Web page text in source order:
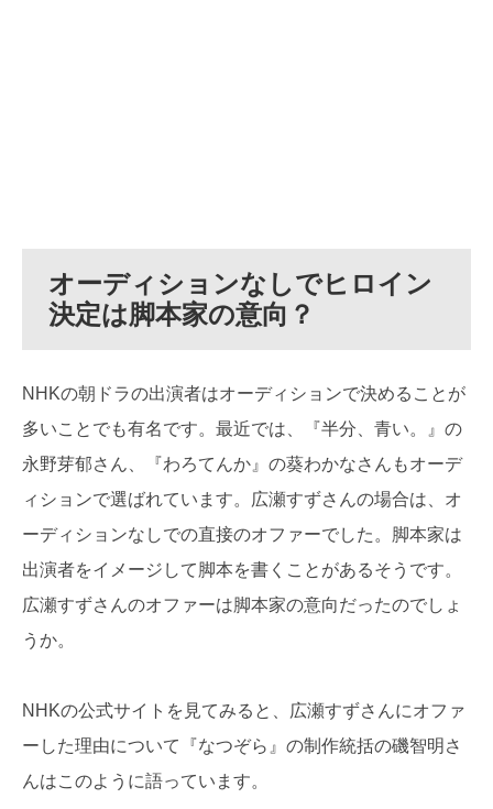
オーディションなしでヒロイン
決定は脚本家の意向？
NHKの朝ドラの出演者はオーディションで決めることが
多いことでも有名です。最近では、『半分、青い。』の
永野芽郁さん、『わろてんか』の葵わかなさんもオーデ
ィションで選ばれています。広瀬すずさんの場合は、オ
ーディションなしでの直接のオファーでした。脚本家は
出演者をイメージして脚本を書くことがあるそうです。
広瀬すずさんのオファーは脚本家の意向だったのでしょ
うか。
NHKの公式サイトを見てみると、広瀬すずさんにオファ
ーした理由について『なつぞら』の制作統括の磯智明さ
んはこのように語っています。